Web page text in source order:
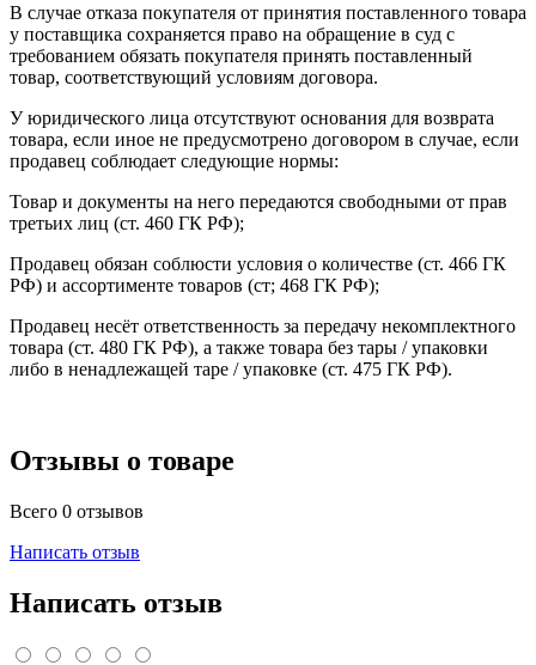
В случае отказа покупателя от принятия поставленного товара
у поставщика сохраняется право на обращение в суд с
требованием обязать покупателя принять поставленный
товар, соответствующий условиям договора.
У юридического лица отсутствуют основания для возврата
товара, если иное не предусмотрено договором в случае, если
продавец соблюдает следующие нормы:
Товар и документы на него передаются свободными от прав
третьих лиц (ст. 460 ГК РФ);
Продавец обязан соблюсти условия о количестве (ст. 466 ГК
РФ) и ассортименте товаров (ст; 468 ГК РФ);
Продавец несёт ответственность за передачу некомплектного
товара (ст. 480 ГК РФ), а также товара без тары / упаковки
либо в ненадлежащей таре / упаковке (ст. 475 ГК РФ).
Отзывы о товаре
Всего 0 отзывов
Написать отзыв
Написать отзыв